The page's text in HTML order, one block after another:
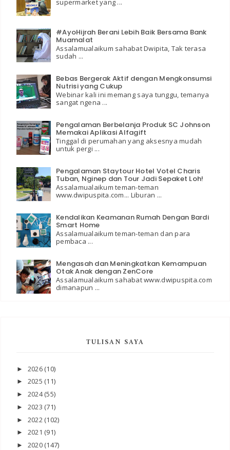
supermarket yang ...
#AyoHijrah Berani Lebih Baik Bersama Bank
Muamalat
Assalamualaikum sahabat Dwipita, Tak terasa
sudah ...
Bebas Bergerak Aktif dengan Mengkonsumsi
Nutrisi yang Cukup
Webinar kali ini memang saya tunggu, temanya
sangat ngena ...
Pengalaman Berbelanja Produk SC Johnson
Memakai Aplikasi Alfagift
Tinggal di perumahan yang aksesnya mudah
untuk pergi ...
Pengalaman Staytour Hotel Votel Charis
Tuban, Nginep dan Tour Jadi Sepaket Loh!
Assalamualaikum teman-teman
www.dwipuspita.com... Liburan ...
Kendalikan Keamanan Rumah Dengan Bardi
Smart Home
Assalamualaikum teman-teman dan para
pembaca ...
Mengasah dan Meningkatkan Kemampuan
Otak Anak dengan ZenCore
Assalamualaikum sahabat www.dwipuspita.com
dimanapun ...
TULISAN SAYA
► 2026 (10)
► 2025 (11)
► 2024(55)
► 2023 (71)
► 2022 (102)
► 2021 (91)
► 2020 (147)